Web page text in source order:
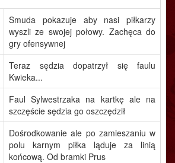
Smuda pokazuje aby nasi piłkarzy
wyszli ze swojej połowy. Zachęca do
gry ofensywnej
Teraz sędzia dopatrzył się faulu
Kwieka...
Faul Sylwestrzaka na kartkę ale na
szczęście sędzia go oszczędził
Dośrodkowanie ale po zamieszaniu w
polu karnym piłka ląduje za linią
końcową. Od bramki Prus